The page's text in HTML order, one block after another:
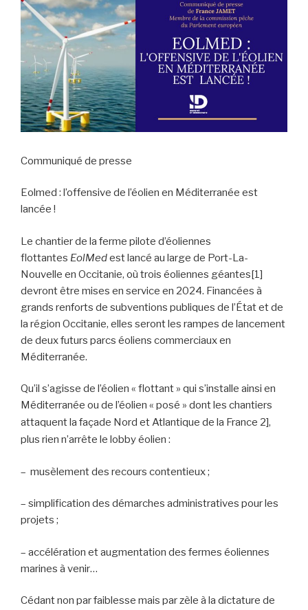
Communiqué de presse
Eolmed : l’offensive de l’éolien en Méditerranée est
lancée !
Le chantier de la ferme pilote d’éoliennes
flottantes EolMedest lancé au large de Port-La-
Nouvelle en Occitanie, où trois éoliennes géantes[1]
devront être mises en service en 2024. Financées à
grands renforts de subventions publiques de l’État et de
la région Occitanie, elles seront les rampes de lancement
de deux futurs parcs éoliens commerciaux en
Méditerranée.
Qu’il s’agisse de l’éolien « flottant » qui s’installe ainsi en
Méditerranée ou de l’éolien « posé » dont les chantiers
attaquent la façade Nord et Atlantique de la France 2],
plus rien n’arrête le lobby éolien :
– musèlement des recours contentieux ;
– simplification des démarches administratives pour les
projets ;
– accélération et augmentation des fermes éoliennes
marines à venir…
Cédant non par faiblesse mais par zèle à la dictature de